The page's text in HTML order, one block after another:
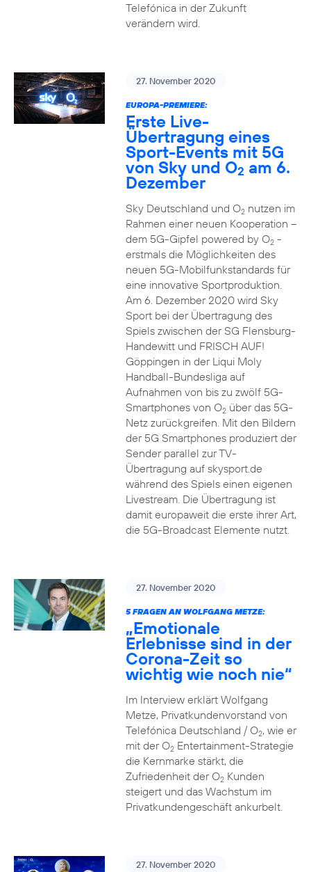
Telefónica in der Zukunft
verändern wird.
27. November 2020
EUROPA-PREMIERE:
Erste Live-
Übertragung eines
Sport-Events mit 5G
von Sky und O2 am 6.
Dezember
Sky Deutschland und O2nutzen im
Rahmen einer neuen Kooperation –
dem 5G-Gipfel powered by O2-
erstmals die Möglichkeiten des
neuen 5G-Mobilfunkstandards für
eine innovative Sportproduktion.
Am 6. Dezember 2020 wird Sky
Sport bei der Übertragung des
Spiels zwischen der SG Flensburg-
Handewitt und FRISCH AUF!
Göppingen in der Liqui Moly
Handball-Bundesliga auf
Aufnahmen von bis zu zwölf 5G-
Smartphones von O2über das 5G-
Netz zurückgreifen. Mit den Bildern
der 5G Smartphones produziert der
Sender parallel zur TV-
Übertragung auf skysport.de
während des Spiels einen eigenen
Livestream. Die Übertragung ist
damit europaweit die erste ihrer Art,
die 5G-Broadcast Elemente nutzt.
27. November 2020
5 FRAGEN AN WOLFGANG METZE:
„Emotionale
Erlebnisse sind in der
Corona-Zeit so
wichtig wie noch nie“
Im Interview erklärt Wolfgang
Metze, Privatkundenvorstand von
Telefónica Deutschland / O2, wie er
mit der O2Entertainment-Strategie
die Kernmarke stärkt, die
Zufriedenheit der O2Kunden
steigert und das Wachstum im
Privatkundengeschäft ankurbelt.
27. November 2020